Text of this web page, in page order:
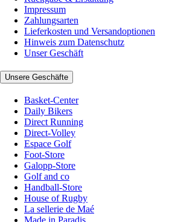
Impressum
Zahlungsarten
Lieferkosten und Versandoptionen
Hinweis zum Datenschutz
Unser Geschäft
Unsere Geschäfte
Basket-Center
Daily Bikers
Direct Running
Direct-Volley
Espace Golf
Foot-Store
Galopp-Store
Golf and co
Handball-Store
House of Rugby
La sellerie de Maé
Made in Paradis